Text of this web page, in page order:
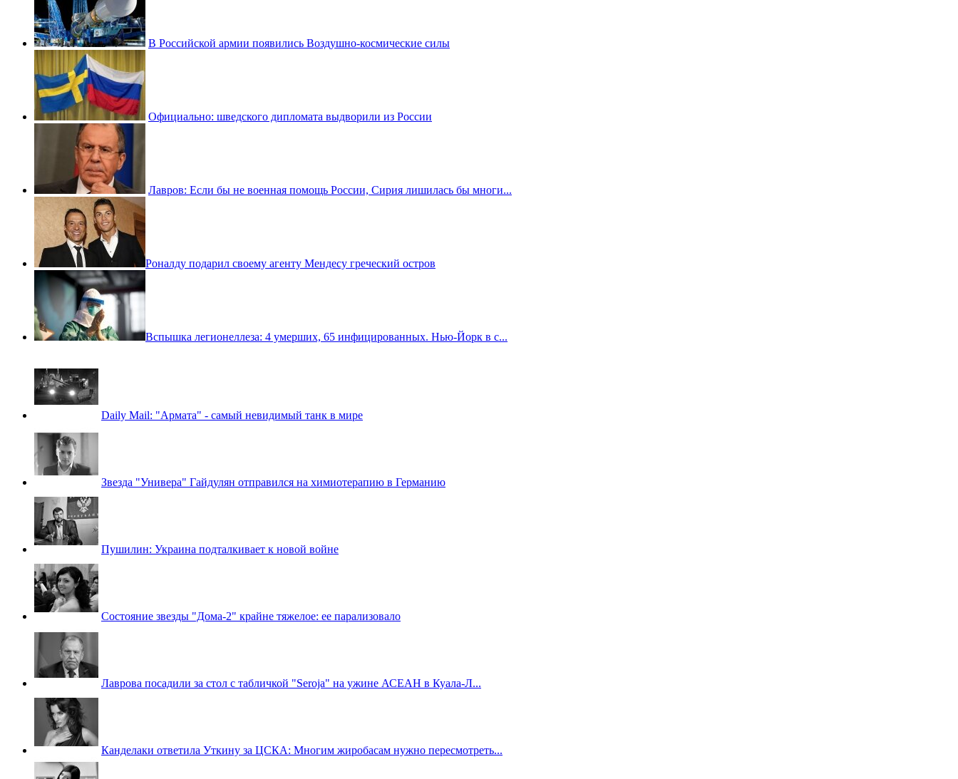
В Российской армии появились Воздушно-космические силы
Официально: шведского дипломата выдворили из России
Лавров: Если бы не военная помощь России, Сирия лишилась бы многи...
​Роналду подарил своему агенту Мендесу греческий остров
​Вспышка легионеллеза: 4 умерших, 65 инфицированных. Нью-Йорк в с...
Daily Mail: "Армата" - самый невидимый танк в мире
Звезда "Универа" Гайдулян отправился на химиотерапию в Германию
Пушилин: Украина подталкивает к новой войне
Состояние звезды "Дома-2" крайне тяжелое: ее парализовало
Лаврова посадили за стол с табличкой "Seroja" на ужине АСЕАН в Куала-Л...
Канделаки ответила Уткину за ЦСКА: Многим жиробасам нужно пересмотреть...